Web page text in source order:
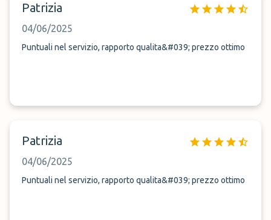
Patrizia
04/06/2025
Puntuali nel servizio, rapporto qualita&#039; prezzo ottimo
Patrizia
04/06/2025
Puntuali nel servizio, rapporto qualita&#039; prezzo ottimo